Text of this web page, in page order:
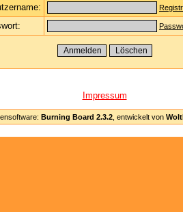
Impressum
Burning Board 2.3.2, entwickelt von